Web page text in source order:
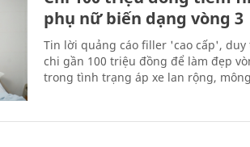
phụ nữ biến dạng vòng 3
Tin lời quảng cáo filler 'cao cấp',
chi gần 100 triệu đồng để làm đẹp
trong tình trạng áp xe lan rộng,